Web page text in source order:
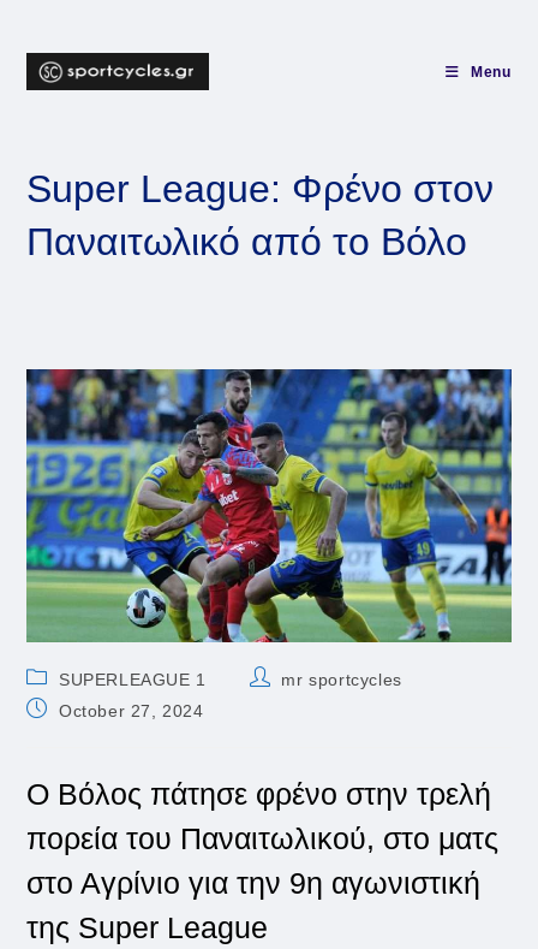
content
Menu
Super League: Φρένο στον
Παναιτωλικό από το Βόλο
Post
category:
SUPERLEAGUE 1
Postmr sportcycles
PostOctober 27, 2024
Ο Βόλος πάτησε φρένο στην τρελή
πορεία του Παναιτωλικού, στο ματς
στο Αγρίνιο για την 9η αγωνιστική
της Super League